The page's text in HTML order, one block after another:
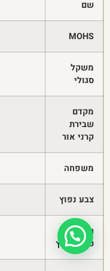
שם
MOHS
משקל
סגולי
מקדם
שבירת
קרני אור
משפחה
צבע נפוץ
חיקוי
טבעי נפוץ